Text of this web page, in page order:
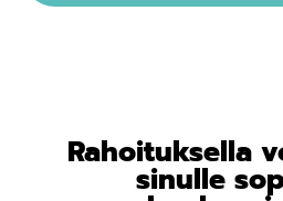
Rahoituksella
sinulle